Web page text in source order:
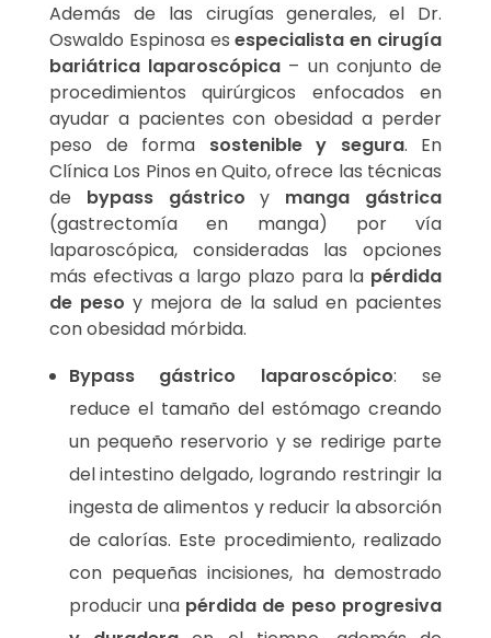
Además de las cirugías generales, el Dr.
Oswaldo Espinosa esespecialista en cirugía
bariátrica laparoscópica – un conjunto de
procedimientos quirúrgicos enfocados en
ayudar a pacientes con obesidad a perder
peso de forma sostenible y segura. En
Clínica Los Pinos en Quito, ofrece las técnicas
de bypass gástrico y manga gástrica
(gastrectomía en manga) por vía
laparoscópica, consideradas las opciones
más efectivas a largo plazo para la pérdida
de peso y mejora de la salud en pacientes
con obesidad mórbida.
Bypass gástrico laparoscópico: se
reduce el tamaño del estómago creando
un pequeño reservorio y se redirige parte
del intestino delgado, logrando restringir la
ingesta de alimentos y reducir la absorción
de calorías. Este procedimiento, realizado
con pequeñas incisiones, ha demostrado
producir una pérdida de peso progresiva